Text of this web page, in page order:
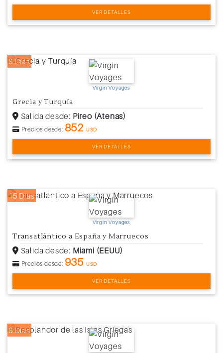
VER DETALLES
8 Días
Virgin Voyages
Grecia y Turquía
Salida desde: Pireo (Atenas)
Precios desde: 852 USD
VER DETALLES
15 Días
Virgin Voyages
Transatlántico a España y Marruecos
Salida desde: Miami (EEUU)
Precios desde: 935 USD
VER DETALLES
8 Días